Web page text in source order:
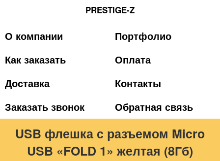
PRESTIGE-Z
О компании
Портфолио
Как заказать
Оплата
Доставка
Контакты
Заказать звонок
Обратная связь
USB флешка с разъемом Micro
USB «FOLD 1» желтая (8Гб)